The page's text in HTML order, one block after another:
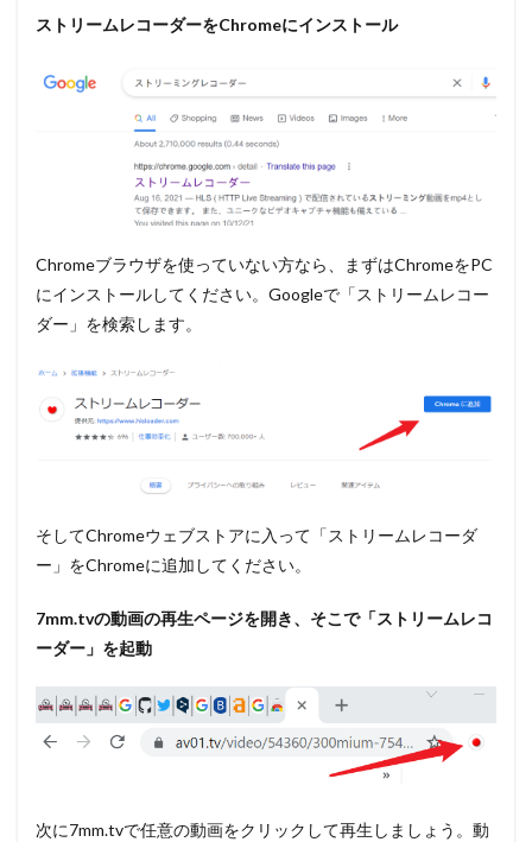
ストリームレコーダーをChromeにインストール
Chromeブラウザを使っていない方なら、まずはChromeをPC
にインストールしてください。Googleで「ストリームレコー
ダー」を検索します。
そしてChromeウェブストアに入って「ストリームレコーダ
ー」をChromeに追加してください。
7mm.tvの動画の再生ページを開き、そこで「ストリームレコ
ーダー」を起動
次に7mm.tvで任意の動画をクリックして再生しましょう。動